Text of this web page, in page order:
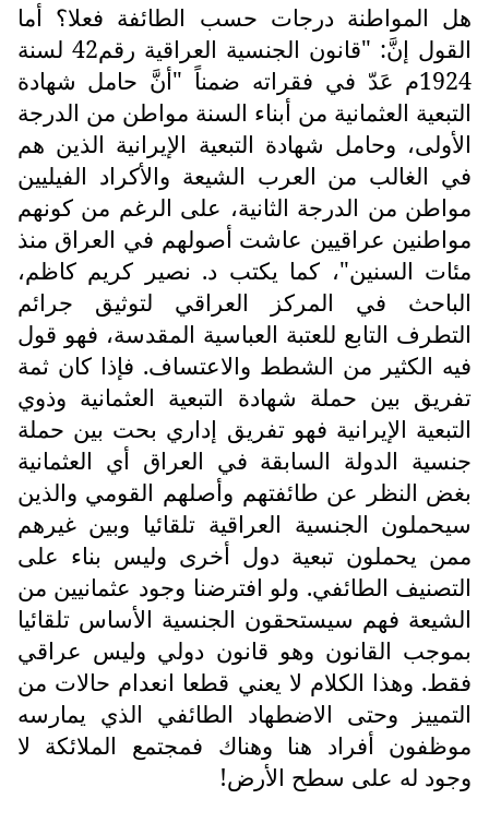
هل المواطنة درجات حسب الطائفة فعلا؟ أما
القول إنَّ: "قانون الجنسية العراقية رقم42 لسنة
1924م عَدّ في فقراته ضمناً "أنَّ حامل شهادة
التبعية العثمانية من أبناء السنة مواطن من الدرجة
الأولى، وحامل شهادة التبعية الإيرانية الذين هم
في الغالب من العرب الشيعة والأكراد الفيليين
مواطن من الدرجة الثانية، على الرغم من كونهم
مواطنين عراقيين عاشت أصولهم في العراق منذ
مئات السنين"، كما يكتب د. نصير كريم كاظم،
الباحث في المركز العراقي لتوثيق جرائم
التطرف التابع للعتبة العباسية المقدسة، فهو قول
فيه الكثير من الشطط والاعتساف. فإذا كان ثمة
تفريق بين حملة شهادة التبعية العثمانية وذوي
التبعية الإيرانية فهو تفريق إداري بحت بين حملة
جنسية الدولة السابقة في العراق أي العثمانية
بغض النظر عن طائفتهم وأصلهم القومي والذين
سيحملون الجنسية العراقية تلقائيا وبين غيرهم
ممن يحملون تبعية دول أخرى وليس بناء على
التصنيف الطائفي. ولو افترضنا وجود عثمانيين من
الشيعة فهم سيستحقون الجنسية الأساس تلقائيا
بموجب القانون وهو قانون دولي وليس عراقي
فقط. وهذا الكلام لا يعني قطعا انعدام حالات من
التمييز وحتى الاضطهاد الطائفي الذي يمارسه
موظفون أفراد هنا وهناك فمجتمع الملائكة لا
وجود له على سطح الأرض!